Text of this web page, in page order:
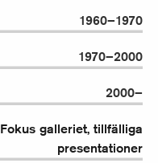
1960–1970
1970–2000
2000–
Fokus galleriet, tillfälliga
presentationer